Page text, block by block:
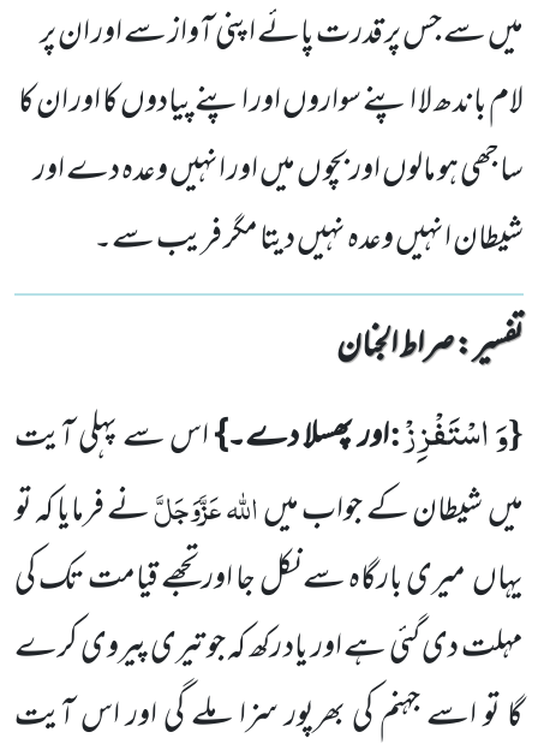
میں سے جس پر قدرت پائے اپنی آواز سے اور ان پر
لام باندھ لا اپنے سواروں اور اپنے پیادوں کا اور ان کا
ساجھی ہو مالوں اور بچو ں میں اور انہیں وعدہ دے اور
شیطان انہیں وعدہ نہیں دیتا مگر فریب سے۔
تفسیر : ‎صراط الجنان
{وَ اسْتَفْزِزْ:اور پھسلا دے۔}اس سے پہلی آیت
میںشیطان کے جواب میںاللّٰہعَزَّوَجَلَّنے فرمایا کہ تو
یہاںمیریبارگاہ سے نکل جا اور تجھے قیامت تک کی
مہلت دی گئی ہے اور یاد رکھ کہ جو تیری پیروی کرے
گا تو اسے جہنم کی بھرپور سزا ملےگی اور اس آیت